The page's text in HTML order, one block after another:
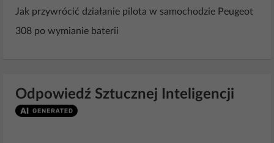
Jak przywrócić działanie pilota w samochodzie Peugeot
308 po wymianie baterii
Odpowiedź Sztucznej Inteligencji